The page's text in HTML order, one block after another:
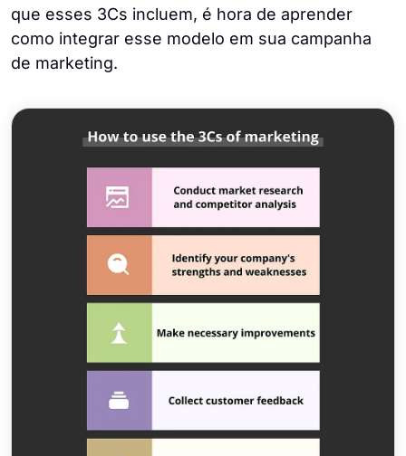
que esses 3Cs incluem, é hora de aprender
como integrar esse modelo em sua campanha
de marketing.